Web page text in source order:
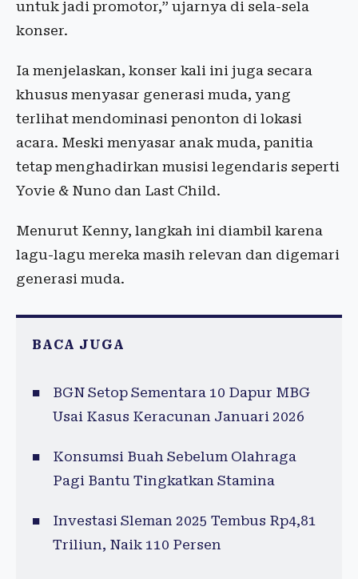
untuk jadi promotor,” ujarnya di sela-sela
konser.
Ia menjelaskan, konser kali ini juga secara
khusus menyasar generasi muda, yang
terlihat mendominasi penonton di lokasi
acara. Meski menyasar anak muda, panitia
tetap menghadirkan musisi legendaris seperti
Yovie & Nuno dan Last Child.
Menurut Kenny, langkah ini diambil karena
lagu-lagu mereka masih relevan dan digemari
generasi muda.
BACA JUGA
BGN Setop Sementara 10 Dapur MBG
Usai Kasus Keracunan Januari 2026
Konsumsi Buah Sebelum Olahraga
Pagi Bantu Tingkatkan Stamina
Investasi Sleman 2025 Tembus Rp4,81
Triliun, Naik 110 Persen